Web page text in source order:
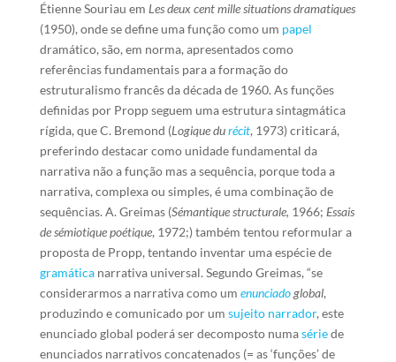
Étienne Souriau em Les deux cent mille situations dramatiques
(1950), onde se define uma função como um papel
dramático, são, em norma, apresentados como
referências fundamentais para a formação do
estruturalismo francês da década de 1960. As funções
definidas por Propp seguem uma estrutura sintagmática
rígida, que C. Bremond (Logique durécit, 1973) criticará,
preferindo destacar como unidade fundamental da
narrativa não a função mas a sequência, porque toda a
narrativa, complexa ou simples, é uma combinação de
sequências. A. Greimas (Sémantique structurale, 1966; Essais
de sémiotique poétique, 1972;) também tentou reformular a
proposta de Propp, tentando inventar uma espécie de
gramáticanarrativa universal. Segundo Greimas, “se
considerarmos a narrativa como um enunciadoglobal,
produzindo e comunicado por um sujeito narrador, este
enunciado global poderá ser decomposto numasériede
enunciados narrativos concatenados (= as ‘funções’ de